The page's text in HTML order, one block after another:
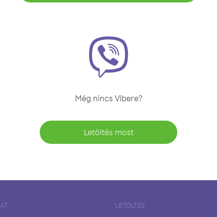
Még nincs Vibere?
Letöltés most
LETÖLTÉS